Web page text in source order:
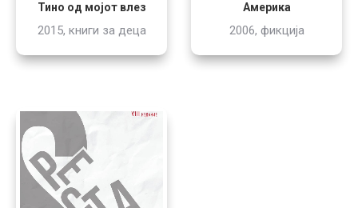
Тино од мојот влез
2015, книги за деца
Америка
2006, фикција